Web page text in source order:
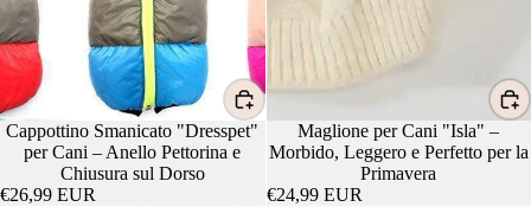
Cappottino Smanicato "Dresspet"
per Cani – Anello Pettorina e
Chiusura sul Dorso
€26,99 EUR
Maglione per Cani "Isla" –
Morbido, Leggero e Perfetto per la
Primavera
€24,99 EUR